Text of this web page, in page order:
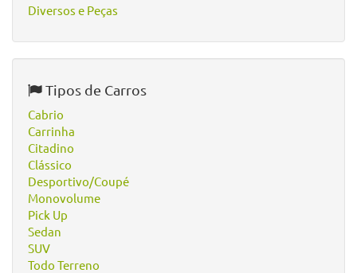
Diversos e Peças
Tipos de Carros
Cabrio
Carrinha
Citadino
Clássico
Desportivo/Coupé
Monovolume
Pick Up
Sedan
SUV
Todo Terreno